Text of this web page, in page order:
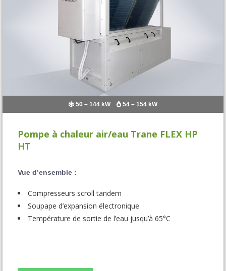
50 – 144 kW 54 – 154 kW
Pompe à chaleur air/eau Trane FLEX HP
HT
Vue d’ensemble :
Compresseurs scroll tandem
Soupape d’expansion électronique
Température de sortie de l’eau jusqu’à 65°C